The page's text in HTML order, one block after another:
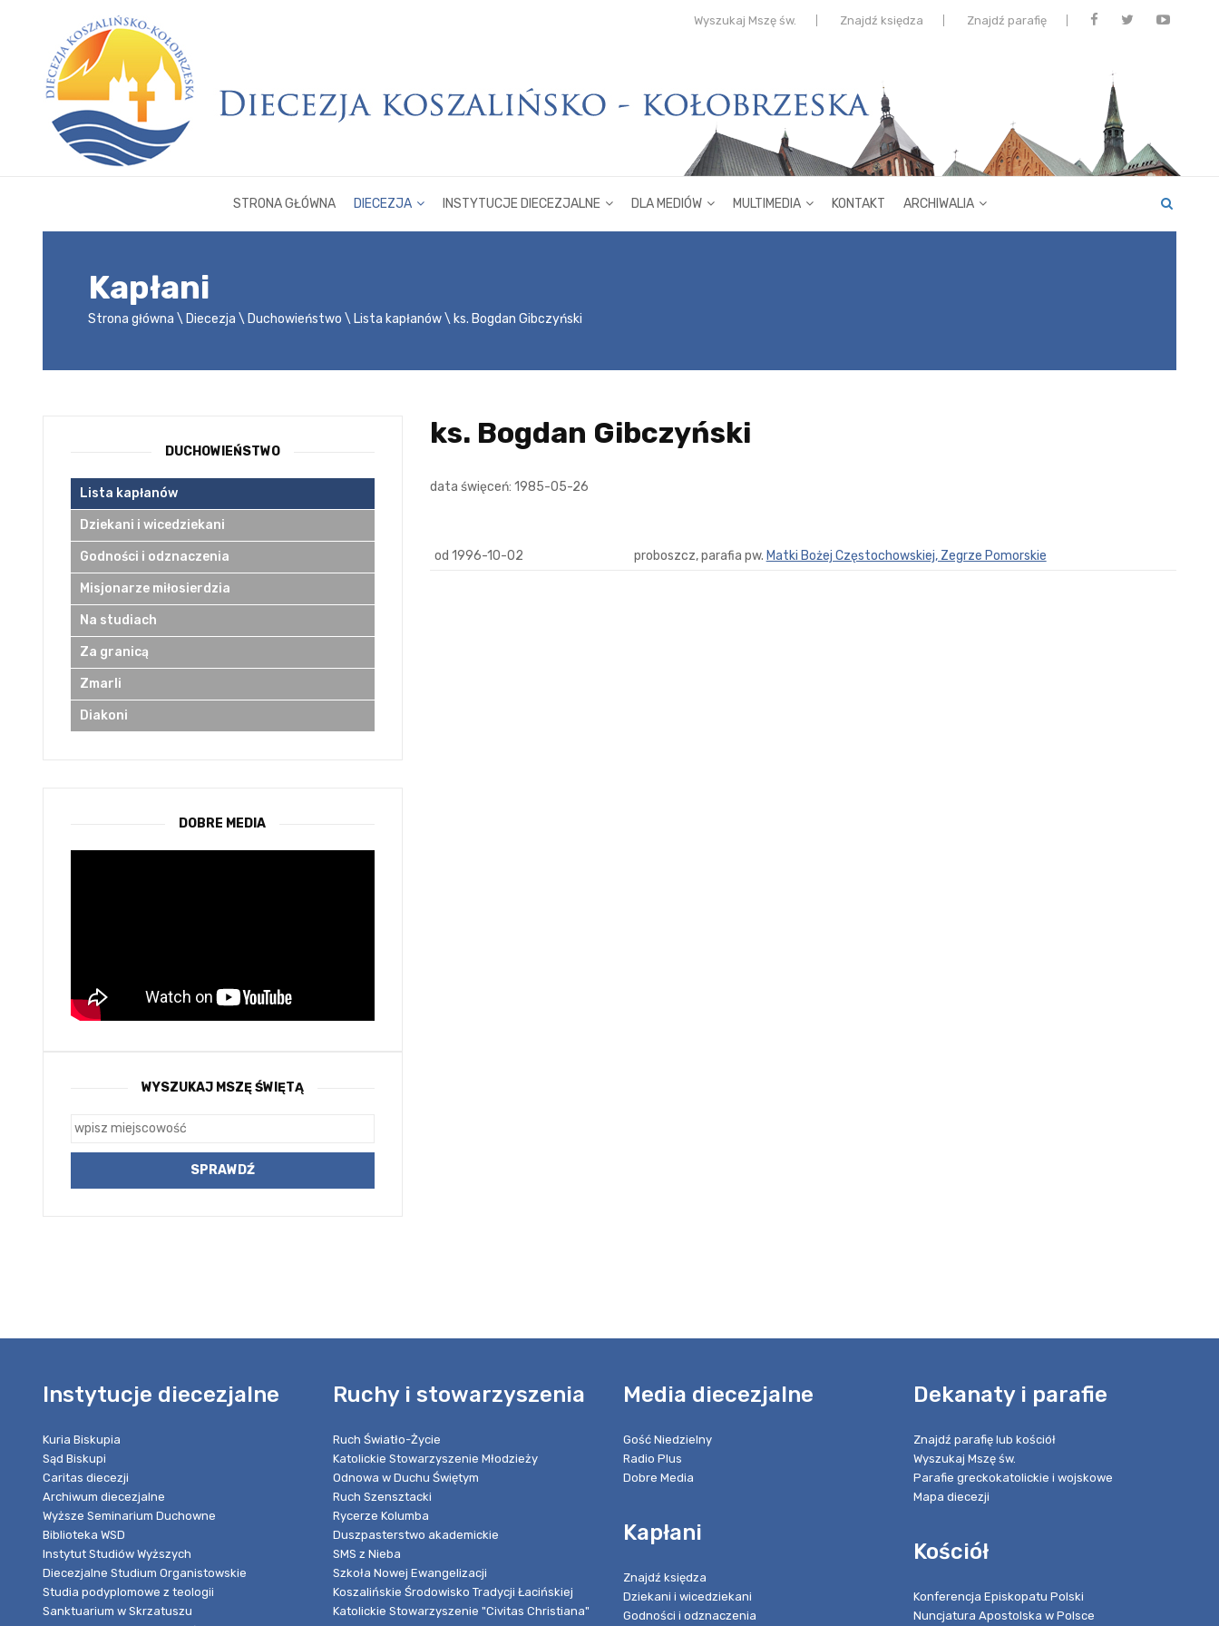
Wyszukaj Mszę św. Znajdź księdza Znajdź parafię
STRONA GŁÓWNA DIECEZJA INSTYTUCJE DIECEZJALNE DLA MEDIÓW MULTIMEDIA KONTAKT ARCHIWALIA
Kapłani
Strona główna Diecezja Duchowieństwo Lista kapłanów ks. Bogdan Gibczyński
ks. Bogdan Gibczyński
data święceń: 1985-05-26
od 1996-10-02 proboszcz, parafia pw. Matki Bożej Częstochowskiej, Zegrze Pomorskie
DUCHOWIEŃSTWO
Lista kapłanów
Dziekani i wicedziekani
Godności i odznaczenia
Misjonarze miłosierdzia
Na studiach
Za granicą
Zmarli
Diakoni
DOBRE MEDIA
WYSZUKAJ MSZĘ ŚWIĘTĄ
Instytucje diecezjalne
Kuria Biskupia
Sąd Biskupi
Caritas diecezji
Archiwum diecezjalne
Wyższe Seminarium Duchowne
Biblioteka WSD
Instytut Studiów Wyższych
Diecezjalne Studium Organistowskie
Studia podyplomowe z teologii
Sanktuarium w Skrzatuszu
Ruchy i stowarzyszenia
Ruch Światło-Życie
Katolickie Stowarzyszenie Młodzieży
Odnowa w Duchu Świętym
Ruch Szensztacki
Rycerze Kolumba
Duszpasterstwo akademickie
SMS z Nieba
Szkoła Nowej Ewangelizacji
Koszalińskie Środowisko Tradycji Łacińskiej
Katolickie Stowarzyszenie "Civitas Christiana"
Media diecezjalne
Gość Niedzielny
Radio Plus
Dobre Media
Kapłani
Znajdź księdza
Dziekani i wicedziekani
Godności i odznaczenia
Dekanaty i parafie
Znajdź parafię lub kościół
Wyszukaj Mszę św.
Parafie greckokatolickie i wojskowe
Mapa diecezji
Kościół
Konferencja Episkopatu Polski
Nuncjatura Apostolska w Polsce